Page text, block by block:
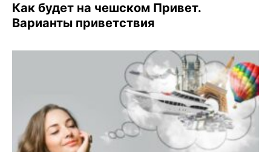
Как будет на чешском Привет.
Варианты приветствия